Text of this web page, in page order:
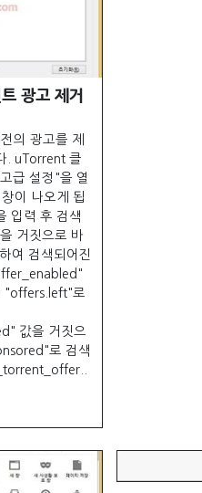
광고 제거
의 광고를 제
. uTorrent 클
급 설정"을 열
이 나오게 됩
입력 후 검색
거짓으로 바
여 검색되어진
"offers.left"로
값을 거짓으
로 검색